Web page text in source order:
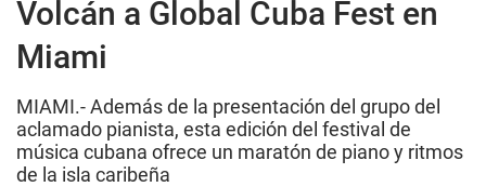
Volcán a Global Cuba Fest en
Miami
MIAMI.- Además de la presentación del grupo del
aclamado pianista, esta edición del festival de
música cubana ofrece un maratón de piano y ritmos
de la isla caribeña